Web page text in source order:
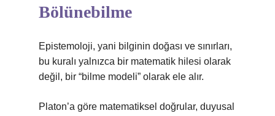
Bölünebilme
Epistemoloji, yani bilginin doğası ve sınırları,
bu kuralı yalnızca bir matematik hilesi olarak
değil, bir “bilme modeli” olarak ele alır.
Platon’a göre matematiksel doğrular, duyusal